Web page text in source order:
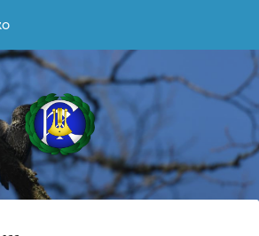
Sekakuoro Kulkuset ry